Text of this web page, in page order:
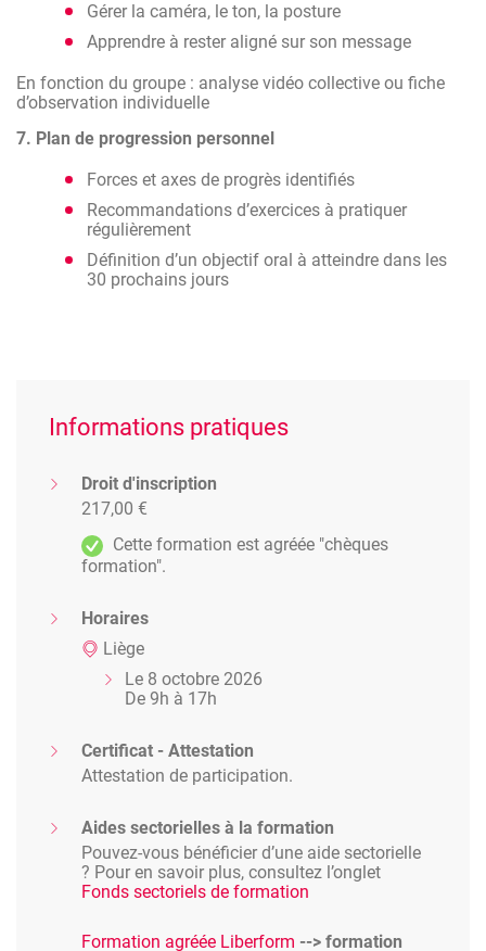
Gérer la caméra, le ton, la posture
Apprendre à rester aligné sur son message
En fonction du groupe : analyse vidéo collective ou fiche
d’observation individuelle
7. Plan de progression personnel
Forces et axes de progrès identifiés
Recommandations d’exercices à pratiquer
régulièrement
Définition d’un objectif oral à atteindre dans les
30 prochains jours
Informations pratiques
Droit d'inscription
217,00 €
Cette formation est agréée "chèques
formation".
Horaires
Liège
Le 8 octobre 2026
De 9h à 17h
Certificat - Attestation
Attestation de participation.
Aides sectorielles à la formation
Pouvez-vous bénéficier d’une aide sectorielle
? Pour en savoir plus, consultez l’onglet
Fonds sectoriels de formation
Formation agréée Liberform --> formation